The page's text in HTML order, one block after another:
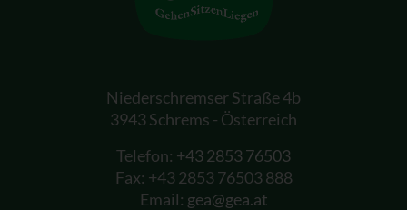
Niederschremser Straße 4b
3943 Schrems - Österreich
Telefon: +43 2853 76503
Fax: +43 2853 76503 888
Email: gea@gea.at